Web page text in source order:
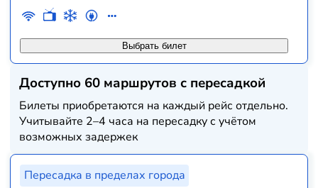
Выбрать билет
Доступно 60 маршрутов с пересадкой
Билеты приобретаются на каждый рейс отдельно.
Учитывайте 2–4 часа на пересадку с учётом
возможных задержек
Пересадка в пределах города